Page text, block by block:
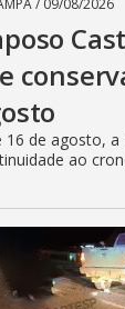
/ 09/08/2026
16 de agosto, a
ao